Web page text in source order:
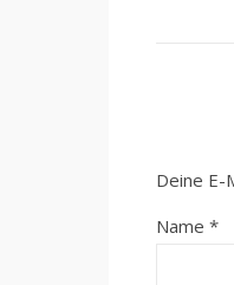
Deine E-
Name *